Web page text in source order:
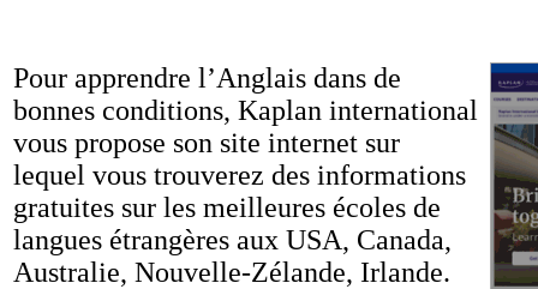
Pour apprendre l’Anglais dans de
bonnes conditions, Kaplan international
vous propose son site internet sur
lequel vous trouverez des informations
gratuites sur les meilleures écoles de
langues étrangères aux USA, Canada,
Australie, Nouvelle-Zélande, Irlande.